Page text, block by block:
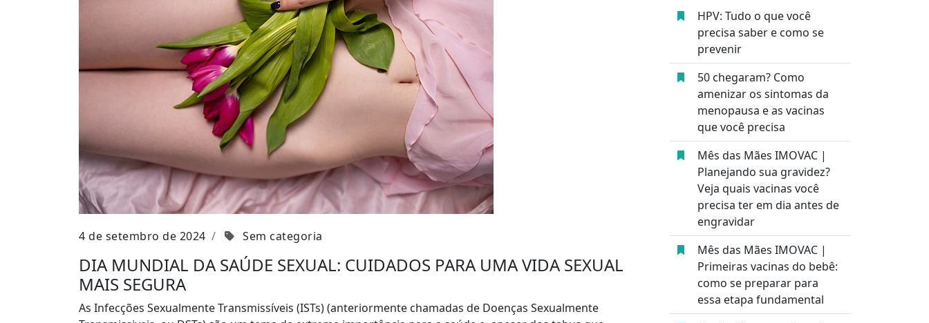
4 de setembro de 2024 Sem categoria
DIA MUNDIAL DA SAÚDE SEXUAL: CUIDADOS PARA UMA VIDA SEXUAL
MAIS SEGURA
As Infecções Sexualmente Transmissíveis (ISTs) (anteriormente chamadas de Doenças Sexualmente
HPV: Tudo o que você
precisa saber e como se
prevenir
50 chegaram? Como
amenizar os sintomas da
menopausa e as vacinas
que você precisa
Mês das Mães IMOVAC |
Planejando sua gravidez?
Veja quais vacinas você
precisa ter em dia antes de
engravidar
Mês das Mães IMOVAC |
Primeiras vacinas do bebê:
como se preparar para
essa etapa fundamental